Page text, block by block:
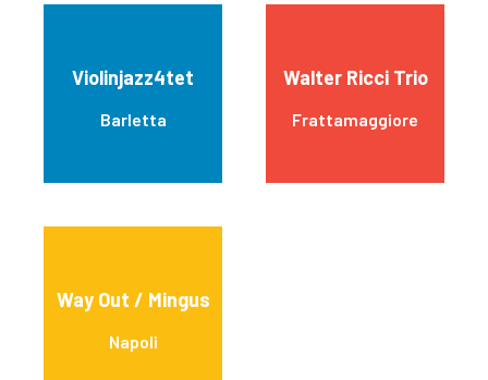
Violinjazz4tet
Barletta
Walter Ricci Trio
Frattamaggiore
Way Out / Mingus
Napoli